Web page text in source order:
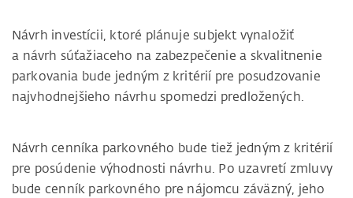
Návrh investícii, ktoré plánuje subjekt vynaložiť
a návrh súťažiaceho na zabezpečenie a skvalitnenie
parkovania bude jedným z kritérií pre posudzovanie
najvhodnejšieho návrhu spomedzi predložených.
Návrh cenníka parkovného bude tiež jedným z kritérií
pre posúdenie výhodnosti návrhu. Po uzavretí zmluvy
bude cenník parkovného pre nájomcu záväzný, jeho